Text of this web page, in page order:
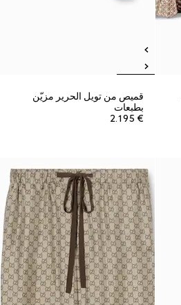
قميص من تويل الحرير مزيّن
بطبعات
€ 2.195